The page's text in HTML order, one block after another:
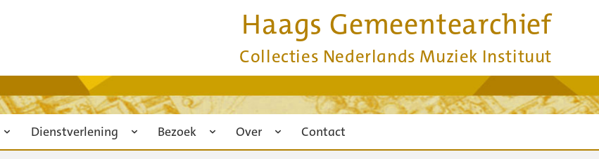
Haags Gemeentearchief
Collecties Nederlands Muziek Instituut
Dienstverlening Bezoek Over Contact